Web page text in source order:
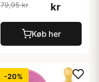
79,95 kr
kr
Køb her
-20%